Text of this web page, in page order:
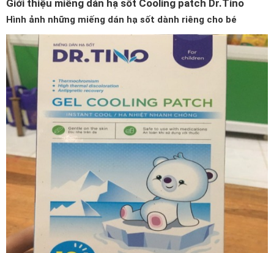
Giới thiệu miếng dán hạ sốt Cooling patch Dr.Tino
Hình ảnh những miếng dán hạ sốt dành riêng cho bé